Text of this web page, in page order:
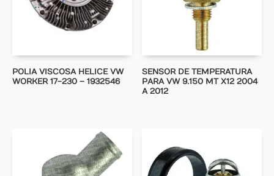
POLIA VISCOSA HELICE VW
WORKER 17-230 – 1932546
SENSOR DE TEMPERATURA
PARA VW 9.150 MT X12 2004
A 2012